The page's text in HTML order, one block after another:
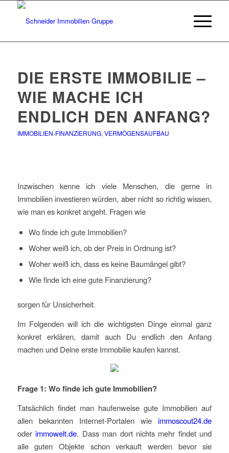
DIE ERSTE IMMOBILIE –
WIE MACHE ICH
ENDLICH DEN ANFANG?
IMMOBILIEN-FINANZIERUNG, VERMÖGENSAUFBAU
Inzwischen kenne ich viele Menschen, die gerne in
Immobilien investieren würden, aber nicht so richtig wissen,
wie man es konkret angeht. Fragen wie
Wo finde ich gute Immobilien?
Woher weiß ich, ob der Preis in Ordnung ist?
Woher weiß ich, dass es keine Baumängel gibt?
Wie finde ich eine gute Finanzierung?
sorgen für Unsicherheit.
Im Folgenden will ich die wichtigsten Dinge einmal ganz
konkret erklären, damit auch Du endlich den Anfang
machen und Deine erste Immobilie kaufen kannst.
Frage 1: Wo finde ich gute Immobilien?
Tatsächlich findet man haufenweise gute Immobilien auf
allen bekannten Internet-Portalen wieimmoscout24.de
oderimmowelt.de. Dass man dort nichts mehr findet und
alle guten Objekte schon verkauft werden bevor sie